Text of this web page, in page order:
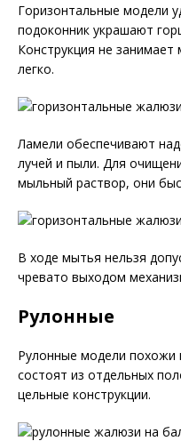
Горизонтальные модели
подоконник украшают
Конструкция не
легко.
Ламели обеспечивают
лучей и пыли. Для
мыльный раствор, они
В ходе мытья нельзя
чревато выходом
Рулонные
Рулонные модели похожи
состоят из отдельных
цельные конструкции.